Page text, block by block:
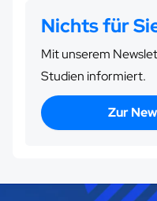
Nichts für
Mit unserem
Studien informiert.
Zur